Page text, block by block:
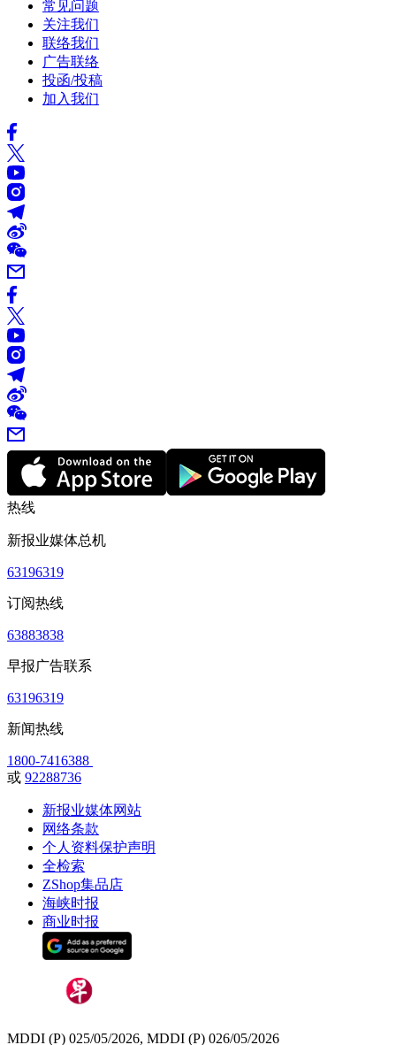
常见问题
关注我们
联络我们
广告联络
投函/投稿
加入我们
热线
新报业媒体总机
63196319
订阅热线
63883838
早报广告联系
63196319
新闻热线
1800-7416388
或 92288736
新报业媒体网站
网络条款
个人资料保护声明
全检索
ZShop集品店
海峡时报
商业时报
MDDI (P) 025/05/2026, MDDI (P) 026/05/2026